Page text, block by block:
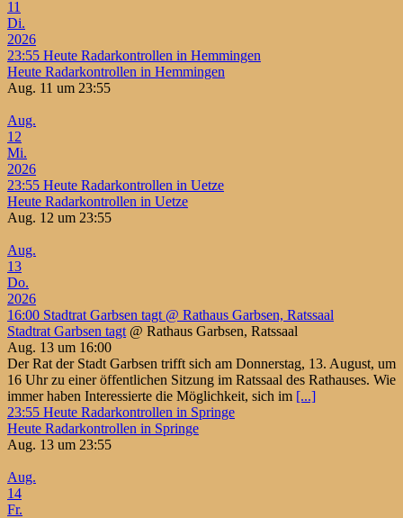
11
Di.
2026
23:55 Heute Radarkontrollen in Hemmingen
Heute Radarkontrollen in Hemmingen
Aug. 11 um 23:55
Aug.
12
Mi.
2026
23:55 Heute Radarkontrollen in Uetze
Heute Radarkontrollen in Uetze
Aug. 12 um 23:55
Aug.
13
Do.
2026
16:00 Stadtrat Garbsen tagt @ Rathaus Garbsen, Ratssaal
Stadtrat Garbsen tagt @ Rathaus Garbsen, Ratssaal
Aug. 13 um 16:00
Der Rat der Stadt Garbsen trifft sich am Donnerstag, 13. August, um
16 Uhr zu einer öffentlichen Sitzung im Ratssaal des Rathauses. Wie
immer haben Interessierte die Möglichkeit, sich im [...]
23:55 Heute Radarkontrollen in Springe
Heute Radarkontrollen in Springe
Aug. 13 um 23:55
Aug.
14
Fr.